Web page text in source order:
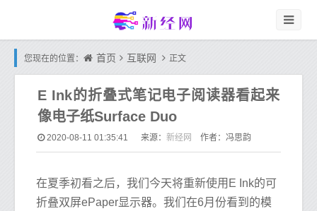
您现在的位置： 首页 互联网 正文
E Ink的折叠式笔记电子阅读器看起来
像电子纸Surface Duo
2020-08-11 01:35:41 来源： 新经网 作者：冯思韵
在夏季初看之后，我们今天将重新使用E Ink的可
折叠双屏ePaper显示器。我们在6月份看到的模